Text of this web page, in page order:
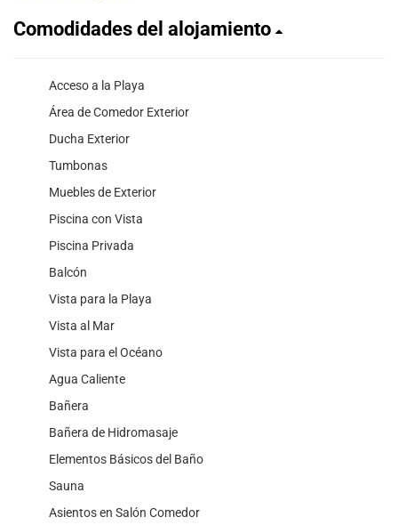
Comodidades del alojamiento
Acceso a la Playa
Área de Comedor Exterior
Ducha Exterior
Tumbonas
Muebles de Exterior
Piscina con Vista
Piscina Privada
Balcón
Vista para la Playa
Vista al Mar
Vista para el Océano
Agua Caliente
Bañera
Bañera de Hidromasaje
Elementos Básicos del Baño
Sauna
Asientos en Salón Comedor